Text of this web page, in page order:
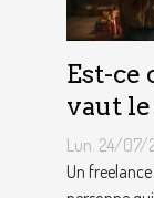
Est-ce
vaut
de
Lun. 24/07/
Un